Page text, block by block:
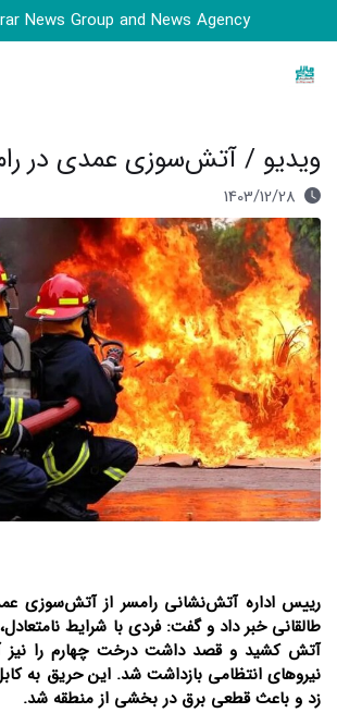
News Group and News Agency
ویدیو / آتش‌سوزی عمدی در
1403/12/28
رییس اداره آتش‌نشانی رامسر از آتش‌سوزی
طالقانی خبر داد و گفت: فردی با شرایط
آتش کشید و قصد داشت درخت چهارم را نیز
نیروهای انتظامی بازداشت شد. این حریق به
زد و باعث قطعی برق در بخشی از منطقه شد.